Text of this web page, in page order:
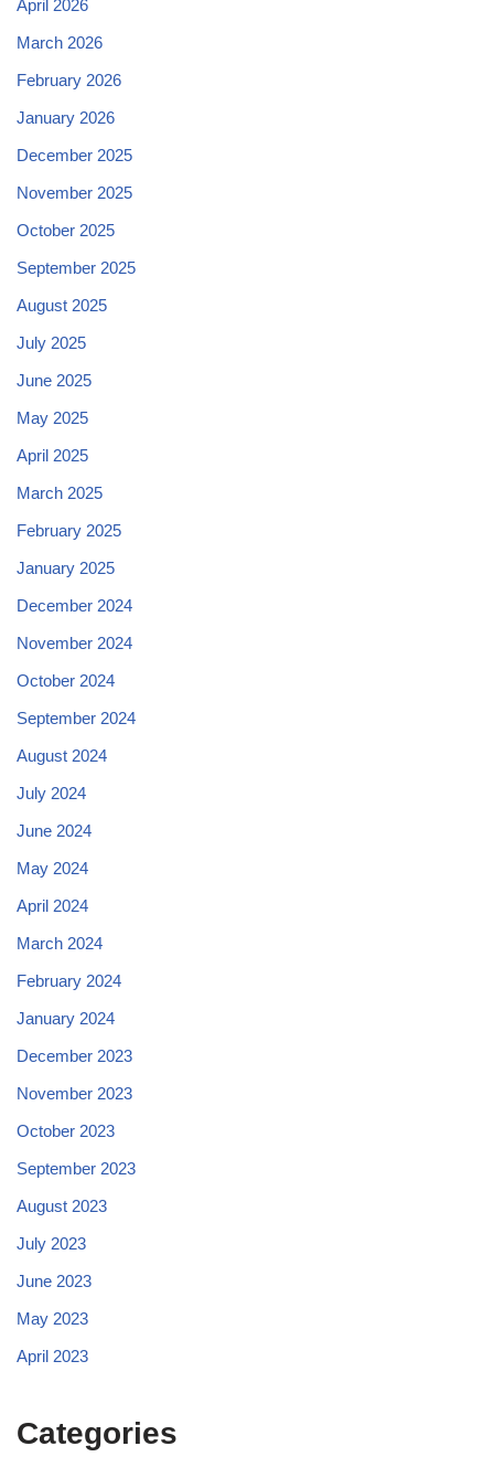
April 2026
March 2026
February 2026
January 2026
December 2025
November 2025
October 2025
September 2025
August 2025
July 2025
June 2025
May 2025
April 2025
March 2025
February 2025
January 2025
December 2024
November 2024
October 2024
September 2024
August 2024
July 2024
June 2024
May 2024
April 2024
March 2024
February 2024
January 2024
December 2023
November 2023
October 2023
September 2023
August 2023
July 2023
June 2023
May 2023
April 2023
Categories